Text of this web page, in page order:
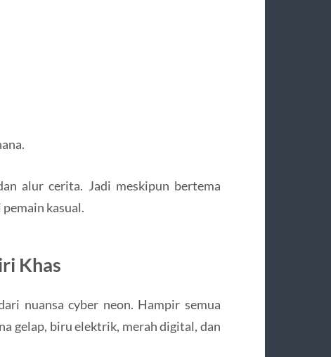
alur cerita. Jadi meskipun bertema
kasual.
Khas
nuansa cyber neon. Hampir semua
gelap, biru elektrik, merah digital, dan